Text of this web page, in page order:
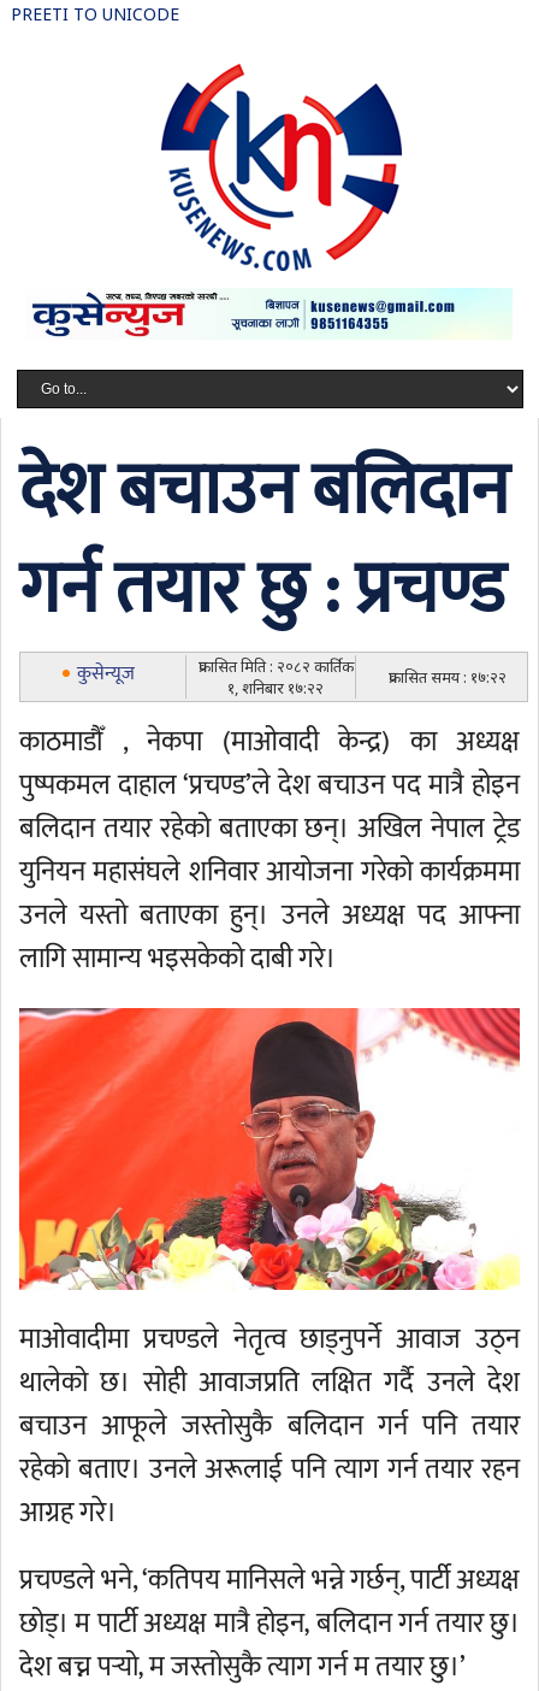
PREETI TO UNICODE
देश बचाउन बलिदान
गर्न तयार छु : प्रचण्ड
कुसेन्यूज
प्रकासित मिति : २०८२ कार्तिक
१, शनिबार १७:२२
प्रकासित समय : १७:२२
काठमाडौँ , नेकपा (माओवादी केन्द्र) का अध्यक्ष
पुष्पकमल दाहाल ‘प्रचण्ड’ले देश बचाउन पद मात्रै होइन
बलिदान तयार रहेको बताएका छन्। अखिल नेपाल ट्रेड
युनियन महासंघले शनिवार आयोजना गरेको कार्यक्रममा
उनले यस्तो बताएका हुन्। उनले अध्यक्ष पद आफ्ना
लागि सामान्य भइसकेको दाबी गरे।
माओवादीमा प्रचण्डले नेतृत्व छाड्नुपर्ने आवाज उठ्न
थालेको छ। सोही आवाजप्रति लक्षित गर्दै उनले देश
बचाउन आफूले जस्तोसुकै बलिदान गर्न पनि तयार
रहेको बताए। उनले अरूलाई पनि त्याग गर्न तयार रहन
आग्रह गरे।
प्रचण्डले भने, ‘कतिपय मानिसले भन्ने गर्छन्, पार्टी अध्यक्ष
छोड्। म पार्टी अध्यक्ष मात्रै होइन‚ बलिदान गर्न तयार छु।
देश बच्न पर्‍यो‚ म जस्तोसुकै त्याग गर्न म तयार छु।’